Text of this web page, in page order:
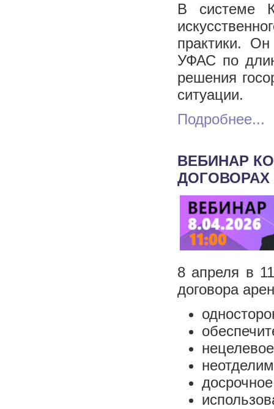
В системе
практики.
УФАС по
решения
ситуации.
Подробнее...
ВЕБИНАР
ДОГОВОРАХ
8 апреля в
договора